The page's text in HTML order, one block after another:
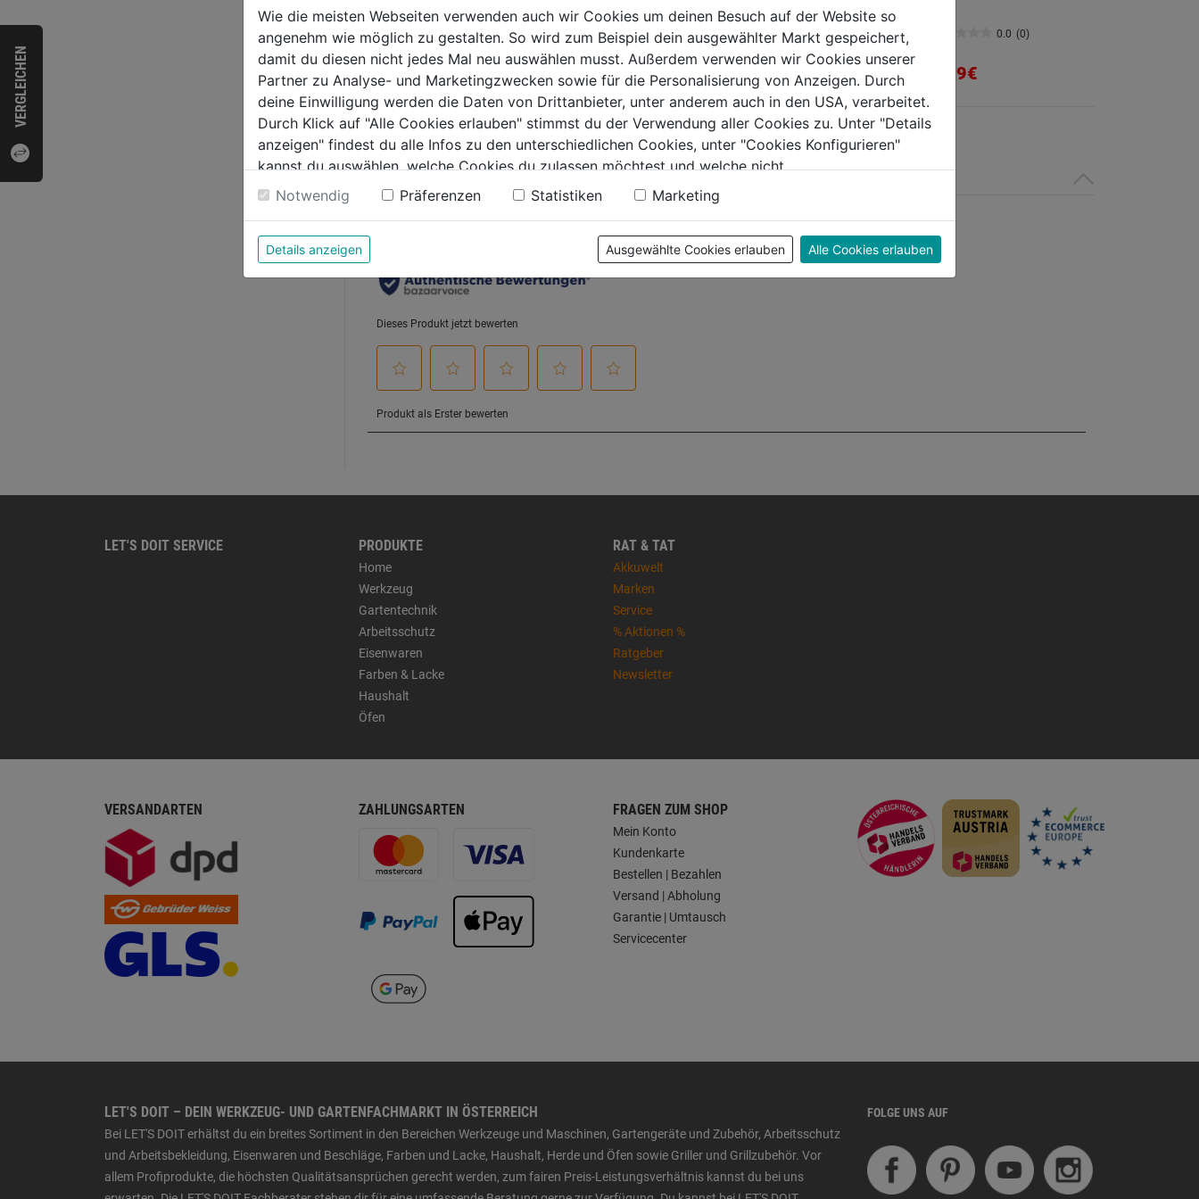
VERGLEICHEN
0.0 (0)
0.0
von
5
Sternen.
5,49€
0.0 (0)
0.0
von
5
Sternen.
5,99€
Edelstahl 31cm
0.0 (0)
0.0
von
5
Sternen.
6,99€
0.0 (0)
8,59€
LET'S DOIT SERVICE PRODUKTE
Home
Werkzeug
Gartentechnik
Arbeitsschutz
Eisenwaren
Farben & Lacke
Haushalt
Öfen
RAT & TAT
Akkuwelt
Marken
Service
% Aktionen %
Ratgeber
Newsletter
VERSANDARTEN ZAHLUNGSARTEN FRAGEN ZUM SHOP
Mein Konto
Kundenkarte
Bestellen | Bezahlen
Versand | Abholung
Garantie | Umtausch
Servicecenter
LET'S DOIT – DEIN WERKZEUG- UND GARTENFACHMARKT IN ÖSTERREICH
Bei LET'S DOIT erhältst du ein breites Sortiment in den Bereichen Werkzeuge und Maschinen, Gartengeräte und Zubehör, Arbeitsschutz
und Arbeitsbekleidung, Eisenwaren und Beschläge, Farben und Lacke, Haushalt, Herde und Öfen sowie Griller und Grillzubehör. Vor
allem Profiprodukte, die höchsten Qualitätsansprüchen gerecht werden, zum fairen Preis-Leistungsverhältnis kannst du bei uns
FOLGE UNS AUF
Wie die meisten Webseiten verwenden auch wir Cookies um deinen Besuch auf der Website so
angenehm wie möglich zu gestalten. So wird zum Beispiel dein ausgewählter Markt gespeichert,
damit du diesen nicht jedes Mal neu auswählen musst. Außerdem verwenden wir Cookies unserer
Partner zu Analyse- und Marketingzwecken sowie für die Personalisierung von Anzeigen. Durch
deine Einwilligung werden die Daten von Drittanbieter, unter anderem auch in den USA, verarbeitet.
Durch Klick auf "Alle Cookies erlauben" stimmst du der Verwendung aller Cookies zu. Unter "Details
anzeigen" findest du alle Infos zu den unterschiedlichen Cookies, unter "Cookies Konfigurieren"
kannst du auswählen, welche Cookies du zulassen möchtest und welche nicht.
Weitere Informationen findest du in unserer Datenschutzerklärung
Notwendig Präferenzen Statistiken Marketing
Details anzeigen Ausgewählte Cookies erlauben Alle Cookies erlauben